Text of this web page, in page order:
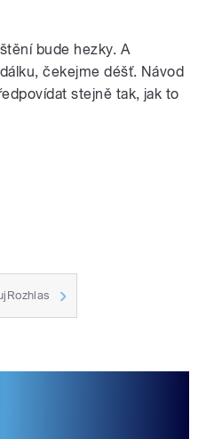
bude hezky. A
čekejme déšť. Návod
stejně tak, jak to